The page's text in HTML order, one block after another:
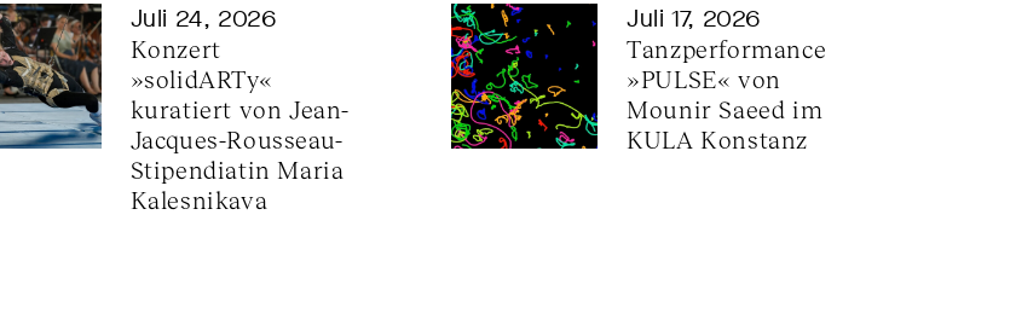
Juli 24, 2026
Konzert
»solidARTy«
kuratiert von Jean-
Jacques-Rousseau-
Stipendiatin Maria
Kalesnikava
Juli 17, 2026
Tanzperformance
»PULSE« von
Mounir Saeed im
KULA Konstanz